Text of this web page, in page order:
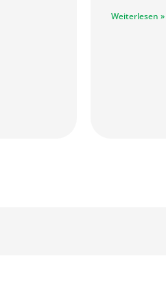
Weiterlesen »